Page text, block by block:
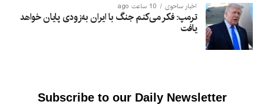
اخبار ساحوی 10 ساعت ago
ترمپ: فکر می‌کنم جنگ با ایران به‌زودی پایان خواهد
یافت
Subscribe to our Daily Newsletter